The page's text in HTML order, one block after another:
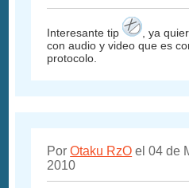
Interesante tip
, ya
con audio y video que es
protocolo.
PorOtaku RzO el 04 de
2010